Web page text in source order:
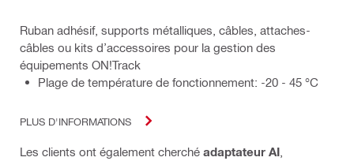
Ruban adhésif, supports métalliques, câbles, attaches-
câbles ou kits d’accessoires pour la gestion des
équipements ON!Track
Plage de température de fonctionnement: -20 - 45 °C
PLUS D'INFORMATIONS
Les clients ont également cherché adaptateur AI